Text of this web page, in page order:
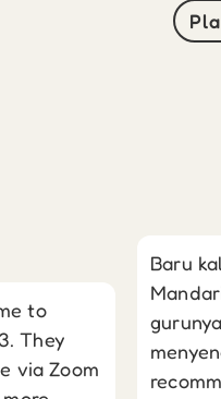
to
They
via Zoom
Baru